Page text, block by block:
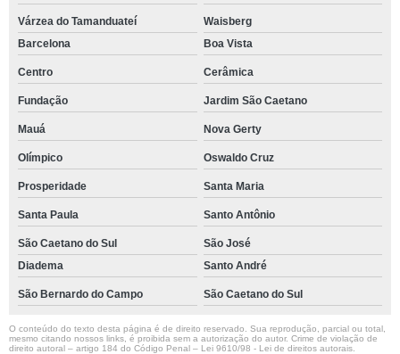
Várzea do Tamanduateí
Waisberg
Barcelona
Boa Vista
Centro Cerâmica
Fundação Jardim São Caetano
Mauá Nova Gerty
Olímpico Oswaldo Cruz
Prosperidade Santa Maria
Santa Paula Santo Antônio
São Caetano do Sul
São José
Diadema
Santo André
São Bernardo do Campo São Caetano do Sul
O conteúdo do texto desta página é de direito reservado. Sua reprodução, parcial ou total,
mesmo citando nossos links, é proibida sem a autorização do autor. Crime de violação de
direito autoral – artigo 184 do Código Penal – Lei 9610/98 - Lei de direitos autorais